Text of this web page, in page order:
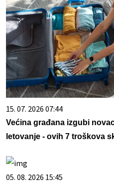
15. 07. 2026 07:44
Većina građana izgubi
letovanje - ovih 7 troškova
05. 08. 2026 15:45